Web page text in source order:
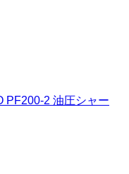
PF200-2 油圧シャー